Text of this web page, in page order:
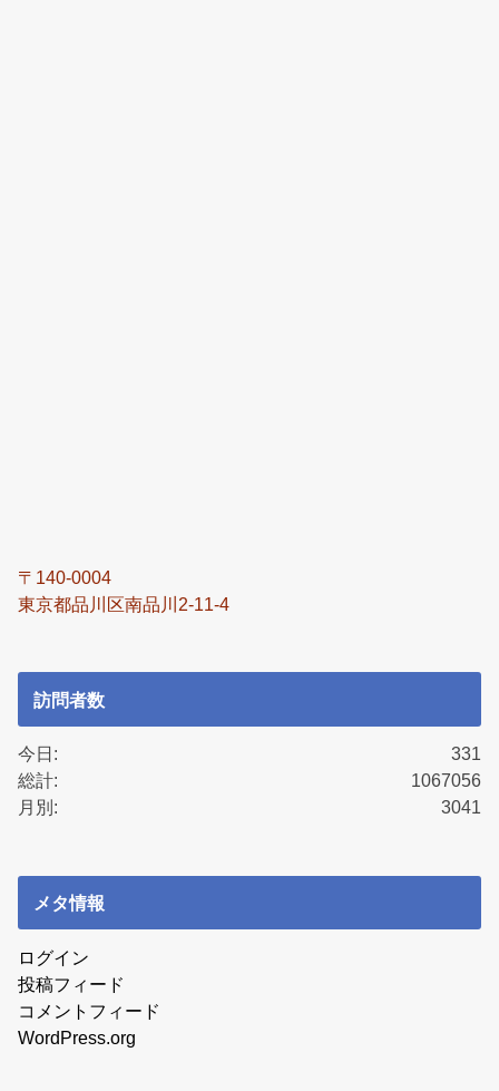
〒140-0004
東京都品川区南品川2-11-4
訪問者数
331
今日:
1067056
総計:
3041
月別:
メタ情報
ログイン
投稿フィード
コメントフィード
WordPress.org